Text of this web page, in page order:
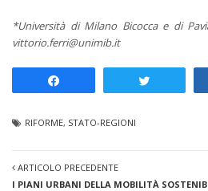
*Università di Milano
vittorio.ferri@unimib.it
RIFORME, STATO-REGIONI
ARTICOLO PRECEDENTE
I PIANI URBANI DELLA MOBILITÀ